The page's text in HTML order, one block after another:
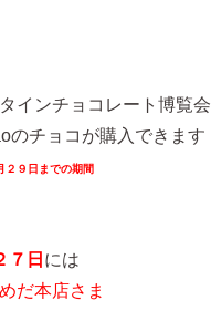
インチョコレート博覧会
のチョコが購入できます
９日までの期間
７日 には
だ本店さま